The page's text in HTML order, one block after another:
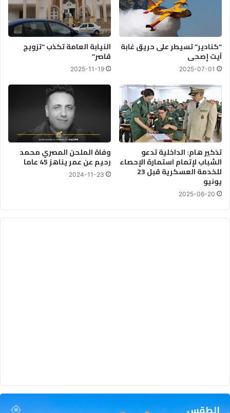
ق
ا
ل
م
ب
ت
د
ا
ب
ي
ر
و
إ
“كنادير” تسيطر على حريق غابة
آيت إصحى
2025-07-01
النيابة العامة تكذب “تزويج
قاصر”
2025-11-19
تذكير هام: الداخلية تدعو
الشباب لإتمام استمارة الإحصاء
للخدمة العسكرية قبل 23
يونيو
2025-06-20
وفاة الملحن المصري محمد
رحيم عن عمر يناهز 45 عاما
2024-11-23